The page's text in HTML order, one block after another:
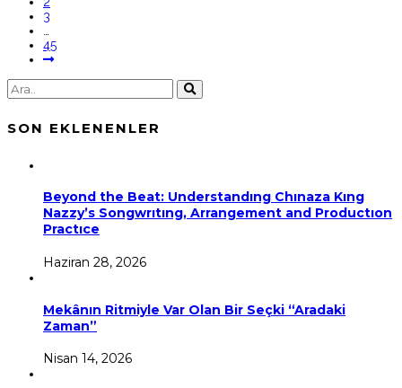
3
45
SON EKLENENLER
Beyond the Beat: Understandıng Chınaza Kıng
Nazzy’s Songwrıtıng, Arrangement and Productıon
Practıce
Haziran 28, 2026
Mekânın Ritmiyle Var Olan Bir Seçki “Aradaki
Zaman”
Nisan 14, 2026